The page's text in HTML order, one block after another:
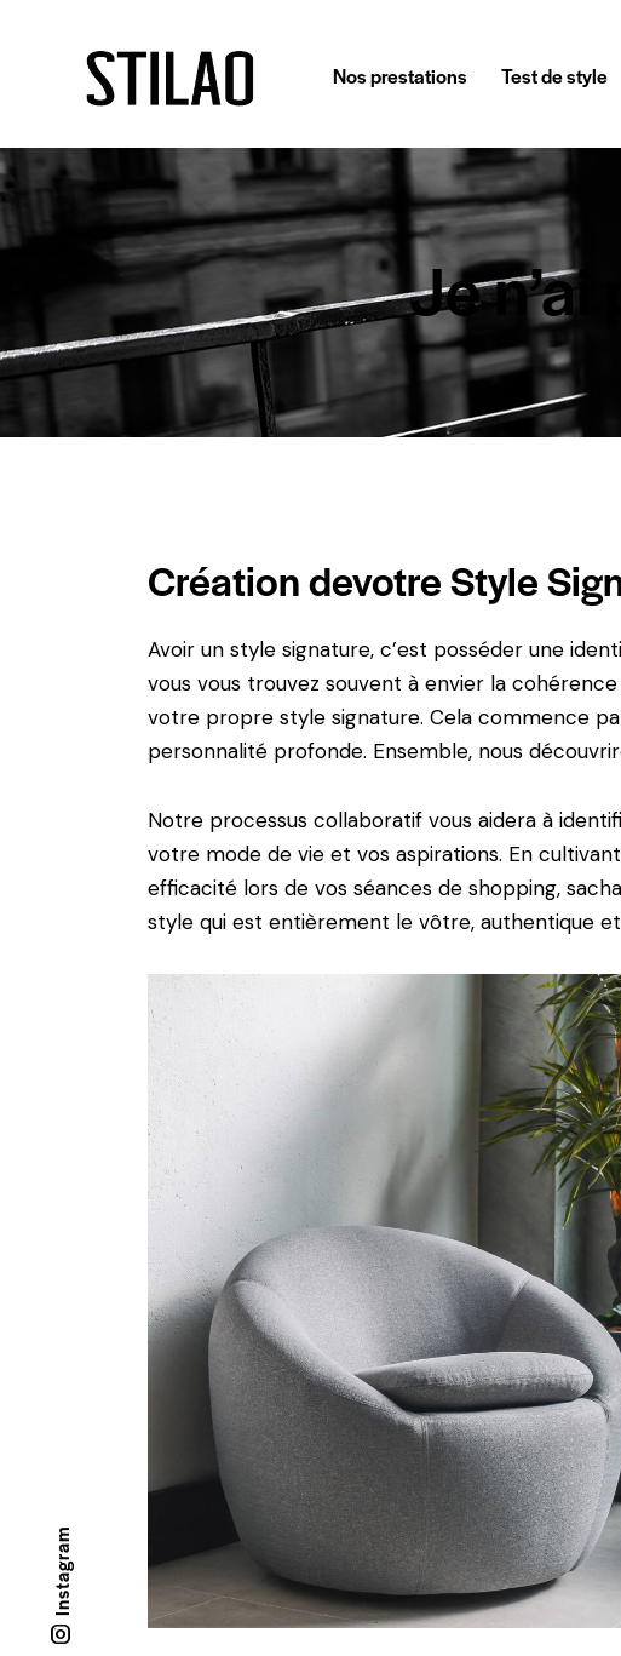
Nos prestations Test de style
Je
Création devotre Style
Avoir un style signature, c’est posséder une
vous vous trouvez souvent à envier la
votre propre style signature. Cela commence
personnalité profonde. Ensemble, nous
Notre processus collaboratif vous aidera à
votre mode de vie et vos aspirations. En
efficacité lors de vos séances de shopping,
style qui est entièrement le vôtre, authentique
Instagram